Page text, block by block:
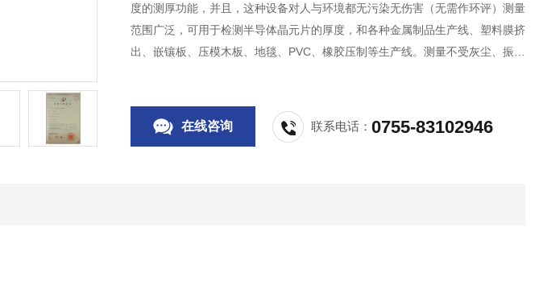
度的测厚功能，并且，这种设备对人与环境都无污染无伤害（无需作环评）测量
范围广泛，可用于检测半导体晶元片的厚度，和各种金属制品生产线、塑料膜挤
出、嵌镶板、压模木板、地毯、PVC、橡胶压制等生产线。测量不受灰尘、振动
在线咨询 联系电话：0755-83102946